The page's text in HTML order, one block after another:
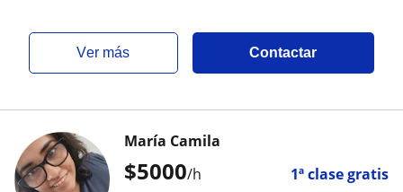
ver más Contactar
$5000/h 1ª clase gratis
María Camila